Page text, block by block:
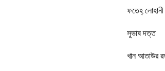
ফতেহ্‌ লোহানী
সুভাষ দত্ত
খান আতাউর